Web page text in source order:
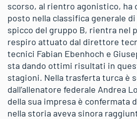
scorso, al rientro agonistico, ha
posto nella classifica generale di
spicco del gruppo B, rientra nel
respiro attuato dal direttore
tecnici Fabian Ebenhoch e
sta dando ottimi risultati in
stagioni. Nella trasferta turca è
dall’allenatore federale Andrea
della sua impresa è confermata
nella storia aveva sinora